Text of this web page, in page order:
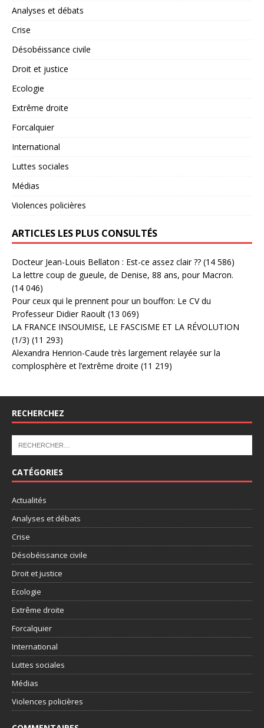
Analyses et débats
Crise
Désobéissance civile
Droit et justice
Ecologie
Extrême droite
Forcalquier
International
Luttes sociales
Médias
Violences policières
ARTICLES LES PLUS CONSULTÉS
Docteur Jean-Louis Bellaton : Est-ce assez clair ?? (14 586)
La lettre coup de gueule, de Denise, 88 ans, pour Macron.
(14 046)
Pour ceux qui le prennent pour un bouffon: Le CV du
Professeur Didier Raoult (13 069)
LA FRANCE INSOUMISE, LE FASCISME ET LA RÉVOLUTION
(1/3) (11 293)
Alexandra Henrion-Caude très largement relayée sur la
complosphère et l’extrême droite (11 219)
RECHERCHEZ
CATÉGORIES
Actualités
Analyses et débats
Crise
Désobéissance civile
Droit et justice
Ecologie
Extrême droite
Forcalquier
International
Luttes sociales
Médias
Violences policières